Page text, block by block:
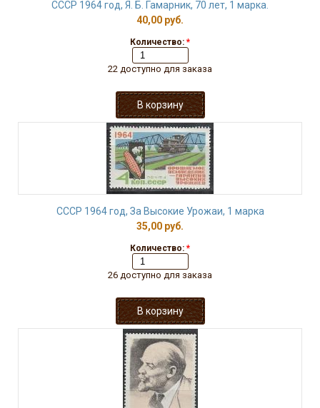
СССР 1964 год, Я. Б. Гамарник, 70 лет, 1 марка.
40,00 руб.
Количество: *
22 доступно для заказа
СССР 1964 год, За Высокие Урожаи, 1 марка
35,00 руб.
Количество: *
26 доступно для заказа